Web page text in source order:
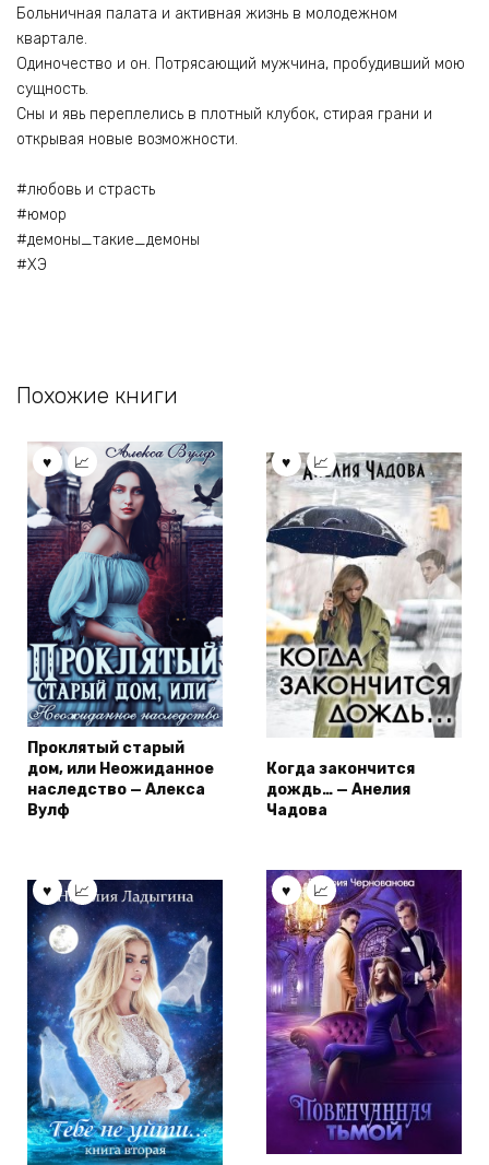
Больничная палата и активная жизнь в молодежном
квартале.
Одиночество и он. Потрясающий мужчина, пробудивший мою
сущность.
Сны и явь переплелись в плотный клубок, стирая грани и
открывая новые возможности.
#любовь и страсть
#юмор
#демоны_такие_демоны
#ХЭ
Похожие книги
Проклятый старый
дом, или Неожиданное
наследство — Алекса
Вулф
Когда закончится
дождь… — Анелия
Чадова